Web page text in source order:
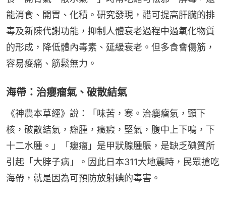
能消食、開胃、化積。研究發現，醋可提高肝臟的排
毒及新陳代謝功能，抑制人體衰老過程中過氧化物質
的形成，降低體內毒素、延緩衰老。但多食會傷筋，
容易痠痛、筋鬆無力。
海帶：治癭瘤氣、破散結氣
《神農本草經》說：「味苦，寒。治癭瘤氣，頸下
核，破散結氣，癰腫，癥瘕，堅氣，腹中上下嗚，下
十二水腫。」「癭瘤」是甲狀腺腫脹，是缺乏碘質所
引起「大脖子病」。因此日本311大地震時，民眾搶吃
海帶，就是因為可預防放射碘的毒害。